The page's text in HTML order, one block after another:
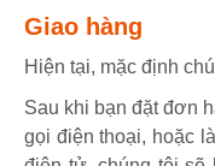
Giao hàng
Hiện tại, mặc định
Sau khi bạn đặt đơn
gọi điện thoại, hoặc